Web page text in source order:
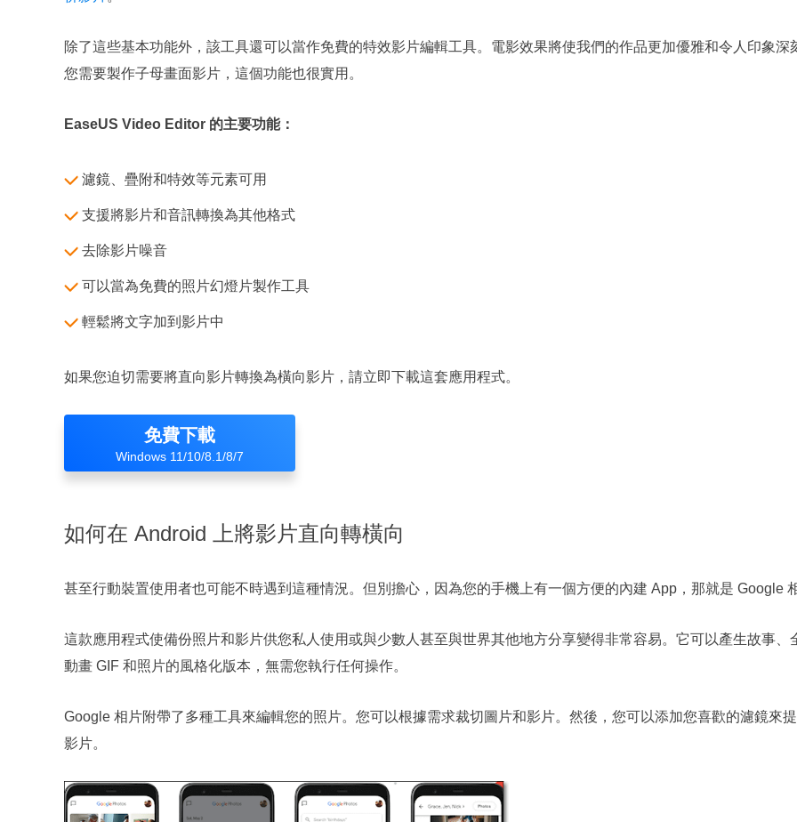
除了這些基本功能外，該工具還可以當作免費的特效影片編輯工具。電影效果將使我們的作品更加優雅和令人印象深
您需要製作子母畫面影片，這個功能也很實用。
EaseUS Video Editor 的主要功能：
濾鏡、疊附和特效等元素可用
支援將影片和音訊轉換為其他格式
去除影片噪音
可以當為免費的照片幻燈片製作工具
輕鬆將文字加到影片中
如果您迫切需要將直向影片轉換為橫向影片，請立即下載這套應用程式。
免費下載
Windows 11/10/8.1/8/7
如何在 Android 上將影片直向轉橫向
甚至行動裝置使用者也可能不時遇到這種情況。但別擔心，因為您的手機上有一個方便的內建 App，那就是 Google
這款應用程式使備份照片和影片供您私人使用或與少數人甚至與世界其他地方分享變得非常容易。它可以產生故事、
動畫 GIF 和照片的風格化版本，無需您執行任何操作。
Google 相片附帶了多種工具來編輯您的照片。您可以根據需求裁切圖片和影片。然後，您可以添加您喜歡的濾鏡來
影片。